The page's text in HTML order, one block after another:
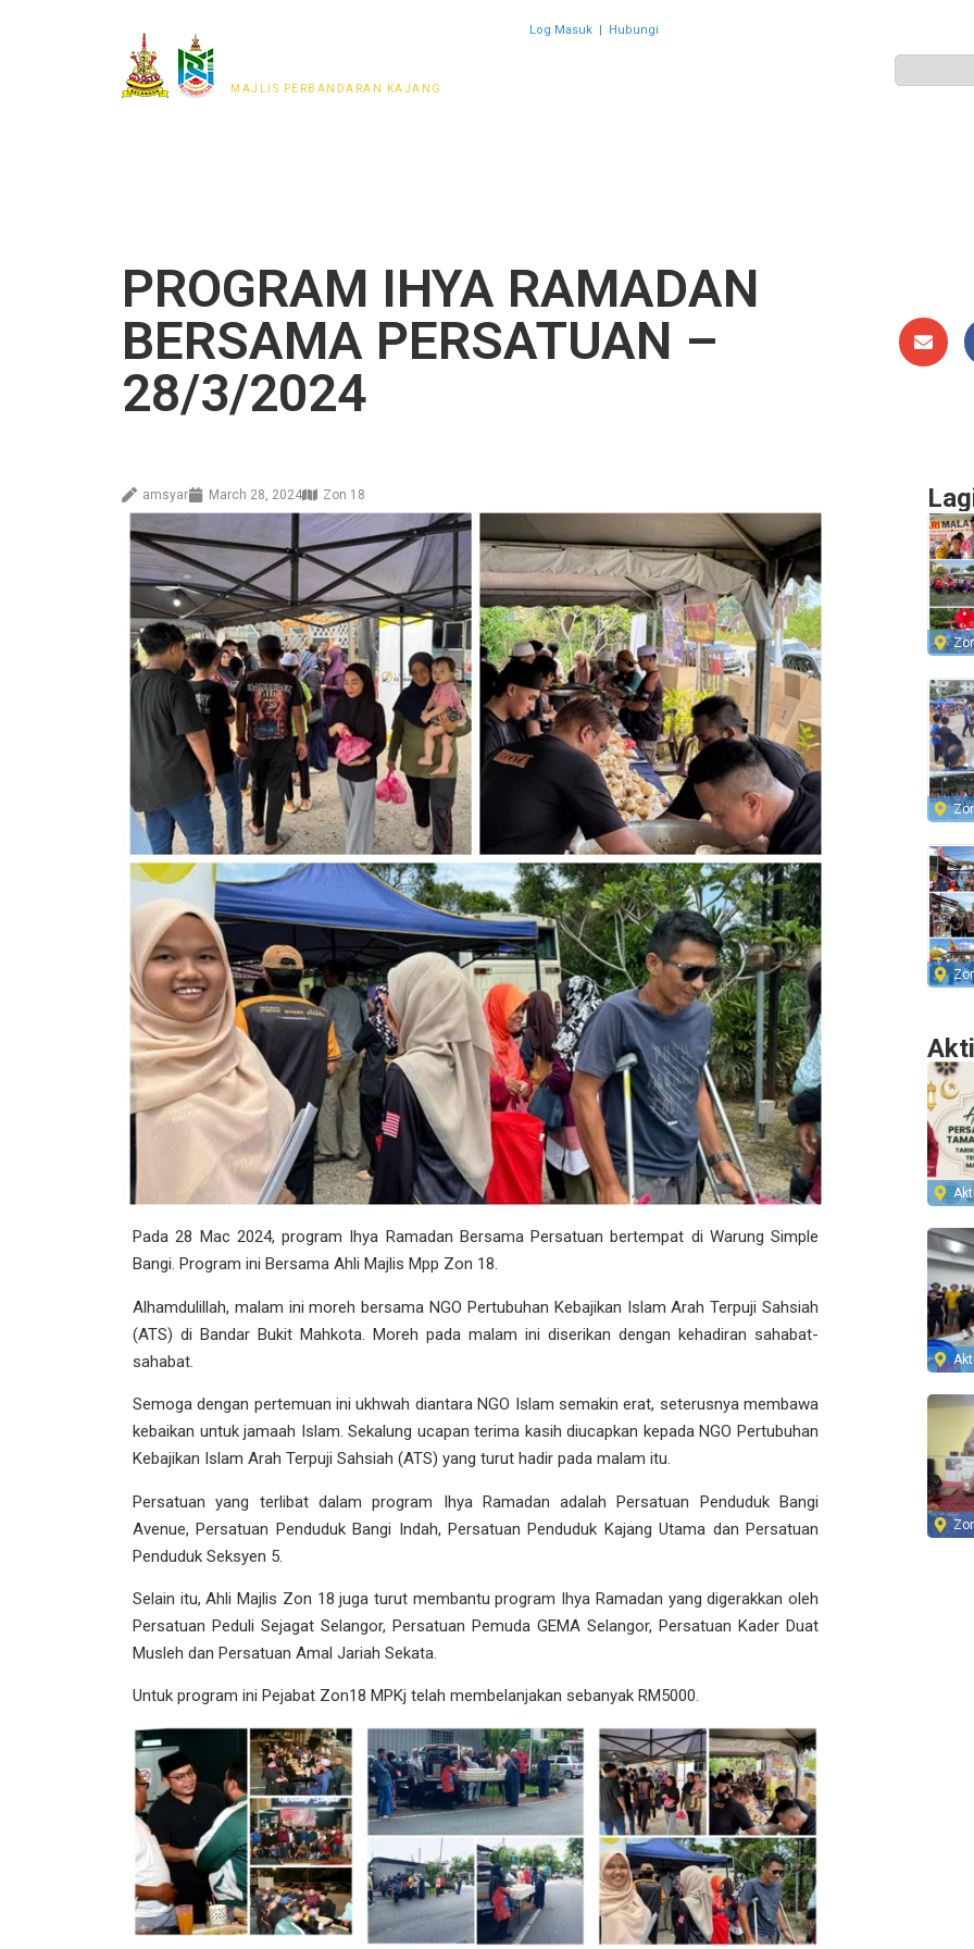
MAJLIS PERBANDARAN KAJANG
Log Masuk| Hubungi
PROGRAM IHYA RAMADAN
BERSAMA PERSATUAN –
28/3/2024
amsyar March 28, 2024 Zon 18
Pada 28 Mac 2024, program Ihya Ramadan Bersama Persatuan bertempat di Warung Simple
Bangi. Program ini Bersama Ahli Majlis Mpp Zon 18.
Alhamdulillah, malam ini moreh bersama NGO Pertubuhan Kebajikan Islam Arah Terpuji Sahsiah
(ATS) di Bandar Bukit Mahkota. Moreh pada malam ini diserikan dengan kehadiran sahabat-
sahabat.
Semoga dengan pertemuan ini ukhwah diantara NGO Islam semakin erat, seterusnya membawa
kebaikan untuk jamaah Islam. Sekalung ucapan terima kasih diucapkan kepada NGO Pertubuhan
Kebajikan Islam Arah Terpuji Sahsiah (ATS) yang turut hadir pada malam itu.
Persatuan yang terlibat dalam program Ihya Ramadan adalah Persatuan Penduduk Bangi
Avenue, Persatuan Penduduk Bangi Indah, Persatuan Penduduk Kajang Utama dan Persatuan
Penduduk Seksyen 5.
Selain itu, Ahli Majlis Zon 18 juga turut membantu program Ihya Ramadan yang digerakkan oleh
Persatuan Peduli Sejagat Selangor, Persatuan Pemuda GEMA Selangor, Persatuan Kader Duat
Musleh dan Persatuan Amal Jariah Sekata.
Untuk program ini Pejabat Zon18 MPKj telah membelanjakan sebanyak RM5000.